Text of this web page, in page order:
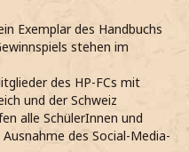
Exemplar des Handbuchs
stehen im
des HP-FCs mit
und der Schweiz
alle SchülerInnen und
des Social-Media-